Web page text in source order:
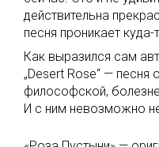
действительна
песня проникает
Как выразился сам
„Desert Rose“ — песня
философской,
И с ним невозможно